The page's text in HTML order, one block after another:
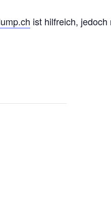
ist hilfreich, jedoch